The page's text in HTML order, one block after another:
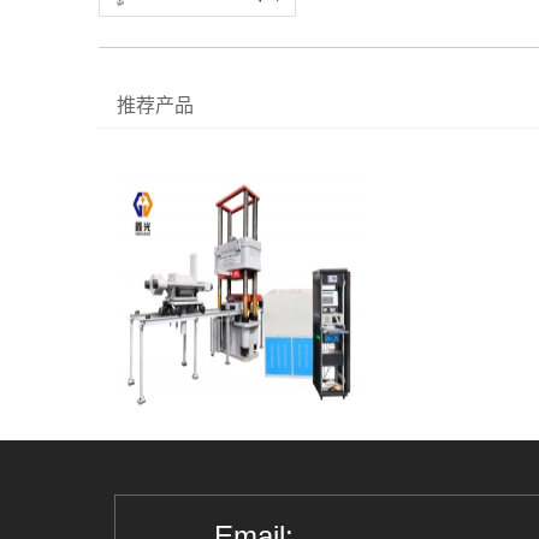
推荐产品